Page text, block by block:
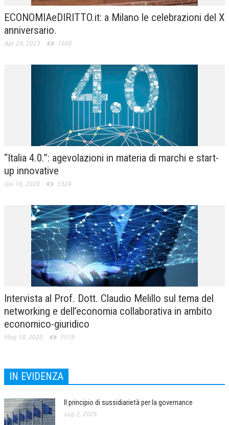
ECONOMIAeDIRITTO.it: a Milano le celebrazioni del X
anniversario.
Apr 24, 2023 1868
“Italia 4.0.”: agevolazioni in materia di marchi e start-
up innovative
Giu 16, 2020 3324
Intervista al Prof. Dott. Claudio Melillo sul tema del
networking e dell’economia collaborativa in ambito
economico-giuridico
Mag 18, 2020 3519
IN EVIDENZA
Il principio di sussidiarietà per la governance
Lug 2, 2026